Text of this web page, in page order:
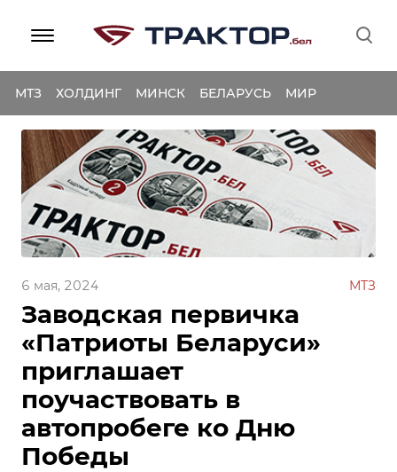
МТЗ ХОЛДИНГ МИНСК БЕЛАРУСЬ МИР
Заводская первичка
«Патриоты Беларуси»
приглашает
поучаствовать в
автопробеге ко Дню
Победы
6 мая, 2024 МТЗ